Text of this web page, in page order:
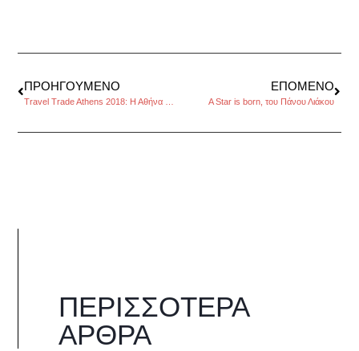
ΠΡΟΗΓΟΎΜΕΝΟ ΕΠΌΜΕΝΟ
A Star is born, του Πάνου Λιάκου
ΠΕΡΙΣΣΌΤΕΡΑ
ΆΡΘΡΑ